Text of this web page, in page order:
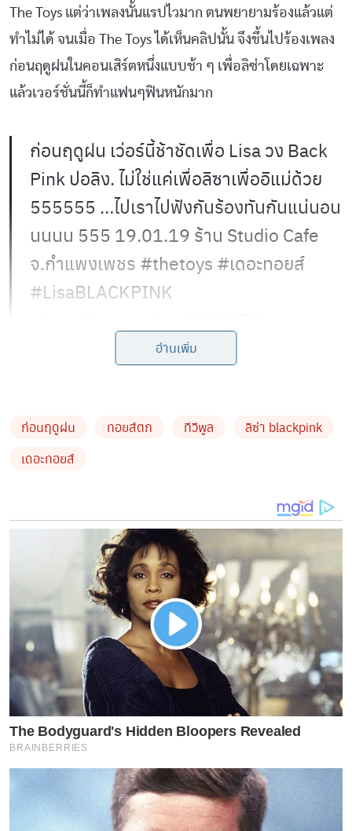
The Toys แต่ว่าเพลงนั้นแรปไวมาก ตนพยายามร้องแล้วแต่
ทำไม่ได้ จนเมื่อ The Toys ได้เห็นคลิปนั้น จึงขึ้นไปร้องเพลง
ก่อนฤดูฝนในคอนเสิร์ตหนึ่งแบบช้า ๆ เพื่อลิซ่าโดยเฉพาะ
แล้วเวอร์ชั่นนี้ก็ทำแฟนๆฟินหนักมาก
ก่อนฤดูฝน เว่อร์นี้ช้าชัดเพื่อ Lisa วง Back
Pink ปอลิง. ไม่ใช่แค่เพื่อลิซาเพื่ออิแม่ด้วย
555555 …ไปเราไปฟังกันร้องทันกันแน่นอน
นนนน 555 19.01.19 ร้าน Studio Cafe
จ.กำแพงเพชร #thetoys #เดอะทอยส์
#LisaBLACKPINK
— fonsuk_TheToys (@FonsukT)
by TVPOOL ONLINE
อ่านเพิ่ม
ก่อนฤดูฝน ทอยส์ตก ทีวีพูล
ลิซ่า blackpink
เดอะทอยส์
The Bodyguard's Hidden Bloopers Revealed
BRAINBERRIES